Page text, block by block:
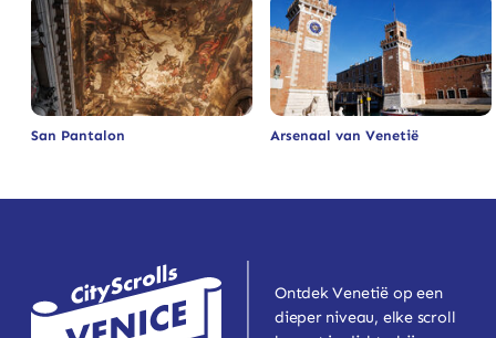
San Pantalon Arsenaal van Venetië
Ontdek Venetië op een
dieper niveau, elke scroll